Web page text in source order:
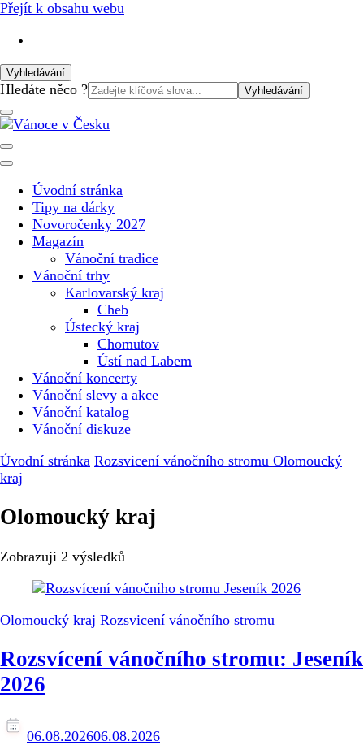
Přejít k obsahu webu
Vyhledávání
Vyhledat:
Hledáte něco ?
Vánoce v Česku
nejkrásnějším svátku v roce v České republice
Úvodní stránka
Tipy na dárky
Novoročenky 2027
Magazín
Vánoční tradice
Vánoční trhy
Karlovarský kraj
Cheb
Ústecký kraj
Chomutov
Ústí nad Labem
Vánoční koncerty
Vánoční slevy a akce
Vánoční katalog
Vánoční diskuze
Úvodní stránka Rozsvicení vánočního stromu Olomoucký
kraj
Olomoucký kraj
Zobrazuji 2 výsledků
Olomoucký kraj Rozsvicení vánočního stromu
Rozsvícení vánočního stromu: Jeseník
2026
06.08.202606.08.2026